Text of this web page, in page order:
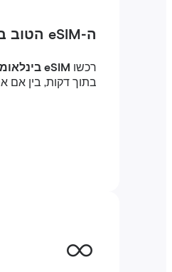
ה-eSIM הטוב ביותר לנסיעות למונטריאול
רכשו eSIM בינלאומי למונטריאול
בתוך דקות, בין אם